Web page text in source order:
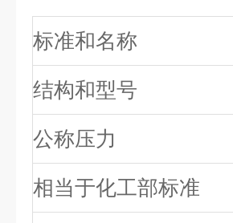
标准和名称
结构和型号
公称压力
相当于化工部标准